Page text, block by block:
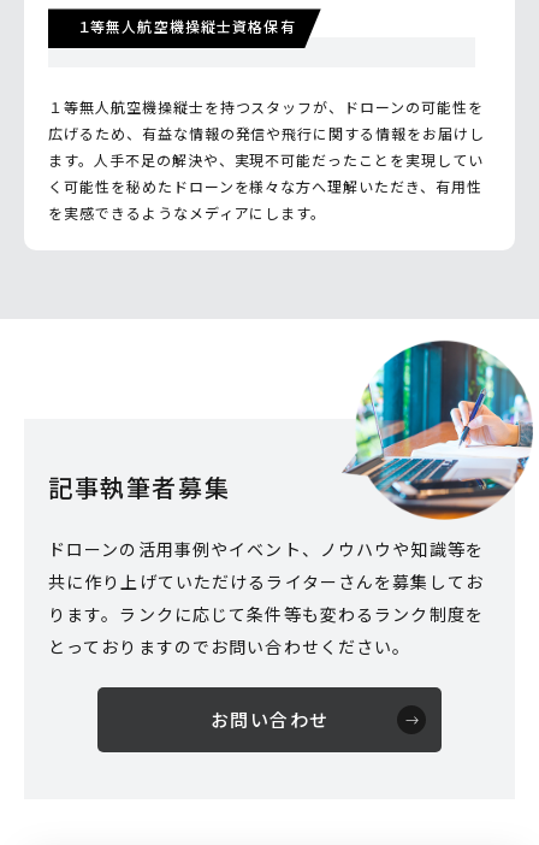
１等無人航空機操縦士資格保有
１等無人航空機操縦士を持つスタッフが、ドローンの可能性を
広げるため、有益な情報の発信や飛行に関する情報をお届けし
ます。人手不足の解決や、実現不可能だったことを実現してい
く可能性を秘めたドローンを様々な方へ理解いただき、有用性
を実感できるようなメディアにします。
記事執筆者募集
ドローンの活用事例やイベント、ノウハウや知識等を
共に作り上げていただけるライターさんを募集してお
ります。ランクに応じて条件等も変わるランク制度を
とっておりますのでお問い合わせください。
お問い合わせ